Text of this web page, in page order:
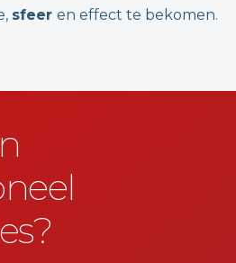
sfeer en effect te bekomen.